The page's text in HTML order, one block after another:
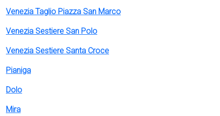
Venezia Taglio Piazza San Marco
Venezia Sestiere San Polo
Venezia Sestiere Santa Croce
Pianiga
Dolo
Mira